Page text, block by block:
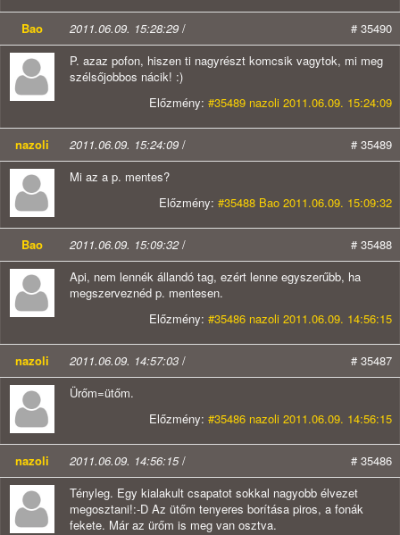
Bao 2011.06.09. 15:28:29 /
# 35490
P. azaz pofon, hiszen ti nagyrészt komcsik vagytok, mi meg
szélsőjobbos nácik! :)
Előzmény: #35489 nazoli 2011.06.09. 15:24:09
nazoli 2011.06.09. 15:24:09 /
# 35489
Mi az a p. mentes?
Előzmény: #35488 Bao 2011.06.09. 15:09:32
Bao 2011.06.09. 15:09:32/
# 35488
Api, nem lennék állandó tag, ezért lenne egyszerűbb, ha
megszerveznéd p. mentesen.
Előzmény: #35486 nazoli 2011.06.09. 14:56:15
nazoli 2011.06.09. 14:57:03 /
# 35487
Ürőm=ütőm.
Előzmény: #35486 nazoli 2011.06.09. 14:56:15
nazoli 2011.06.09. 14:56:15/
# 35486
Tényleg. Egy kialakult csapatot sokkal nagyobb élvezet
megosztani!:-D Az ütőm tenyeres borítása piros, a fonák
fekete. Már az ürőm is meg van osztva.